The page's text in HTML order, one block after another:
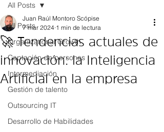
All Posts
Organizational Growth
Captación de personas
Intermediación
Gestión de talento
Outsourcing IT
Desarrollo de Habilidades
All Posts
🚀 Tendencias actuales de
innovación: la Inteligencia
Artificial en la empresa
Juan Raúl Montoro Scópise
7 mar 2024 1 min de lectura